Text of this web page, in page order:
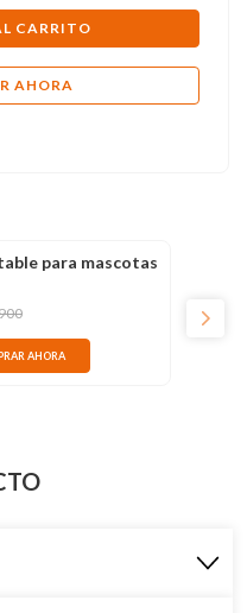
CARRITO
AHORA
para mascotas
AHORA